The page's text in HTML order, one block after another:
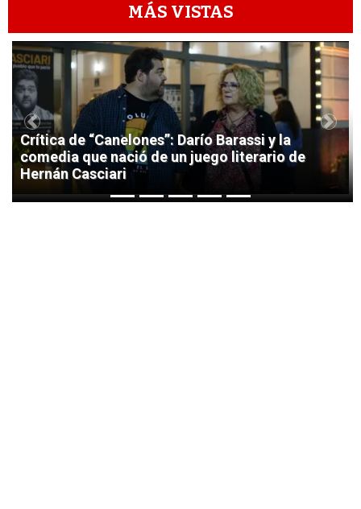
MÁS VISTAS
1
Crítica de “Canelones”: Darío Barassi y la
comedia que nació de un juego literario de
Hernán Casciari
Previous Next